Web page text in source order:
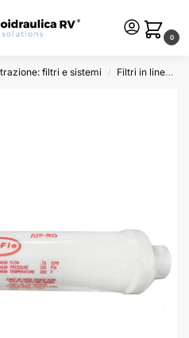
0
filtri e sistemi / Filtri in linea e ricambi